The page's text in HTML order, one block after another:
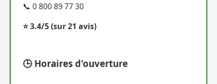
📞 0 800 89 77 30
⭐ 3.4/5(sur 21 avis)
🕒 Horaires d'ouverture